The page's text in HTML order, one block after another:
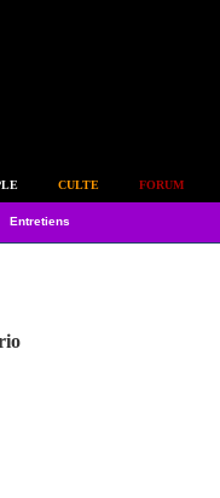
CULTE FORUM
Entretiens